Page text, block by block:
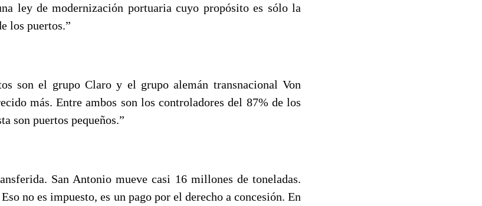
ley de modernización portuaria cuyo propósito es sólo la
los puertos.”
son el grupo Claro y el grupo alemán transnacional Von
más. Entre ambos son los controladores del 87% de los
son puertos pequeños.”
San Antonio mueve casi 16 millones de toneladas.
no es impuesto, es un pago por el derecho a concesión. En